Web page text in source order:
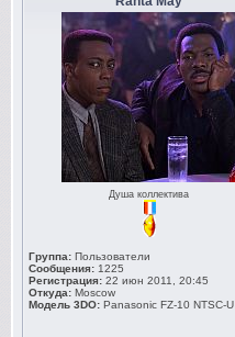
Душа коллектива
Группа: Пользователи
Сообщения: 1225
Регистрация: 22 июн 2011, 20:45
Откуда: Moscow
Модель 3DO: Panasonic FZ-10 NTSC-U